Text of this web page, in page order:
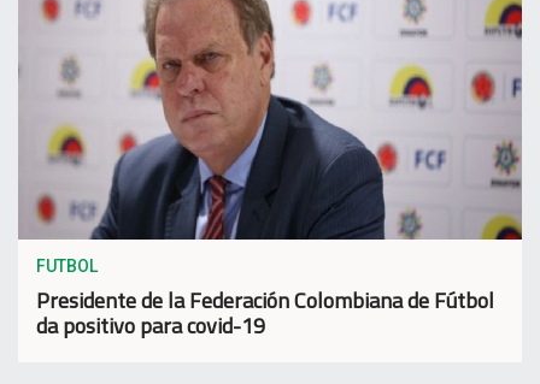
FUTBOL
Presidente de la Federación Colombiana de Fútbol
da positivo para covid-19